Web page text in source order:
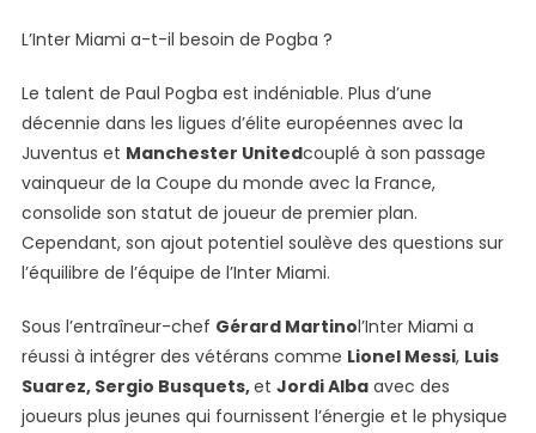
L’Inter Miami a-t-il besoin de Pogba ?
Le talent de Paul Pogba est indéniable. Plus d’une
décennie dans les ligues d’élite européennes avec la
Juventus et Manchester Unitedcouplé à son passage
vainqueur de la Coupe du monde avec la France,
consolide son statut de joueur de premier plan.
Cependant, son ajout potentiel soulève des questions sur
l’équilibre de l’équipe de l’Inter Miami.
Sous l’entraîneur-chef Gérard Martinol’Inter Miami a
réussi à intégrer des vétérans comme Lionel Messi, Luis
Suarez, Sergio Busquets,et Jordi Albaavec des
joueurs plus jeunes qui fournissent l’énergie et le physique